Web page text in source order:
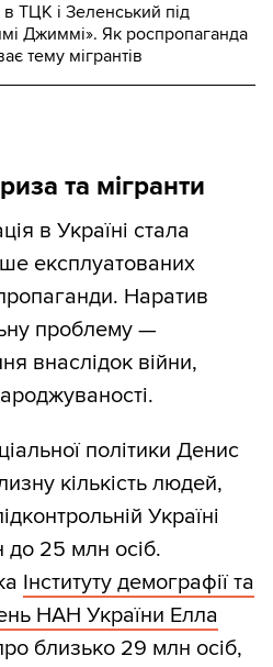
в ТЦК і Зеленський під
Джиммі». Як роспропаганда
тему мігрантів
та мігранти
в Україні стала
експлуатованих
Наратив
проблему —
внаслідок війни,
політики Денис
кількість людей,
Україні
до 25 млн осіб.
Інституту демографії та
НАН України Елла
близько 29 млн осіб,